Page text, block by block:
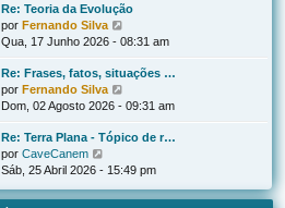
e
m
n
a
e
m
a
m
n
s
a
e
m
ú
t
m
m
n
a
g
Re: Teoria da Evolução
por Fernando Silva
e
ú
t
m
m
e
n
Qua, 17 Junho 2026 - 08:31 am
Re: Frases, fatos, situações …
por Fernando Silva
e
ú
t
m
Dom, 02 Agosto 2026 - 09:31 am
Re: Terra Plana - Tópico de r…
por CaveCanem
e
ú
Sáb, 25 Abril 2026 - 15:49 pm